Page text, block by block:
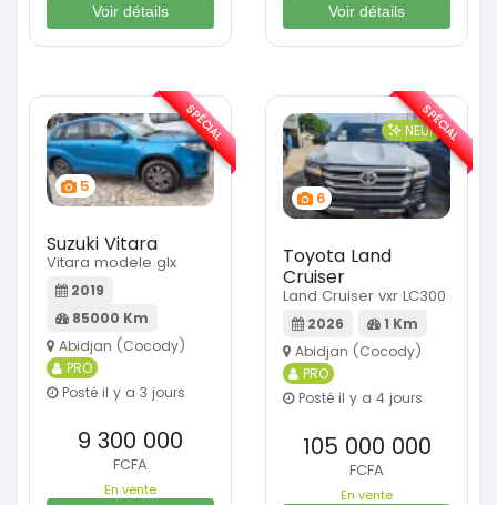
Voir détails
Voir détails
5
Suzuki Vitara
Vitara modele glx
2019
85000 Km
Abidjan (Cocody)
PRO
Posté il y a 3 jours
9 300 000
FCFA
En vente
SPÉCIAL
6
NEUF
Toyota Land
Cruiser
Land Cruiser vxr LC300
2026
1 Km
Abidjan (Cocody)
PRO
Posté il y a 4 jours
105 000 000
FCFA
En vente
SPÉCIAL